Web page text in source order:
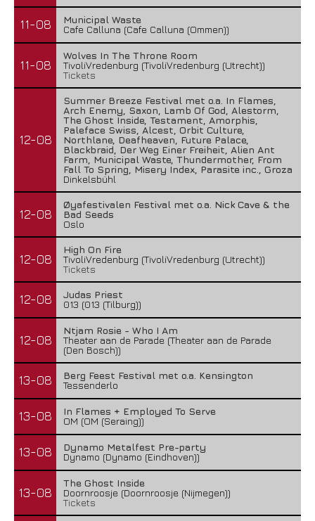
11-08
Municipal Waste
Cafe Calluna (Cafe Calluna (Ommen))
11-08
Wolves In The Throne Room
TivoliVredenburg (TivoliVredenburg (Utrecht))
Tickets
12-08
Summer Breeze Festival met o.a. In Flames,
Arch Enemy, Saxon, Lamb Of God, Alestorm,
The Ghost Inside, Testament, Amorphis,
Paleface Swiss, Alcest, Orbit Culture,
Northlane, Deafheaven, Future Palace,
Blackbraid, Der Weg Einer Freiheit, Alien Ant
Farm, Municipal Waste, Thundermother, From
Fall To Spring, Misery Index, Parasite inc., Groza
Dinkelsbühl
12-08
Øyafestivalen Festival met o.a. Nick Cave & the
Bad Seeds
Oslo
12-08
High On Fire
TivoliVredenburg (TivoliVredenburg (Utrecht))
Tickets
12-08
Judas Priest
013 (013 (Tilburg))
12-08
Ntjam Rosie - Who I Am
Theater aan de Parade (Theater aan de Parade
(Den Bosch))
13-08
Berg Feest Festival met o.a. Kensington
Tessenderlo
13-08
In Flames + Employed To Serve
OM (OM (Seraing))
13-08
Dynamo Metalfest Pre-party
Dynamo (Dynamo (Eindhoven))
13-08
The Ghost Inside
Doornroosje (Doornroosje (Nijmegen))
Tickets